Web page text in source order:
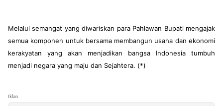
Melalui semangat yang diwariskan para Pahlawan Bupati mengajak
semua komponen untuk bersama membangun usaha dan ekonomi
kerakyatan yang akan menjadikan bangsa Indonesia tumbuh
menjadi negara yang maju dan Sejahtera. (*)
Iklan